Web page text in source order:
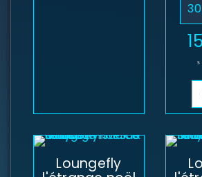
ou e-mail *
Loungefly